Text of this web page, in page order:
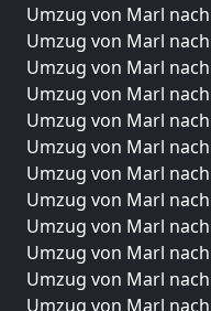
Umzug von Marl
Umzug von Marl
Umzug von Marl
Umzug von Marl
Umzug von Marl
Umzug von Marl
Umzug von Marl
Umzug von Marl
Umzug von Marl
Umzug von Marl
Umzug von Marl
Umzug von Marl